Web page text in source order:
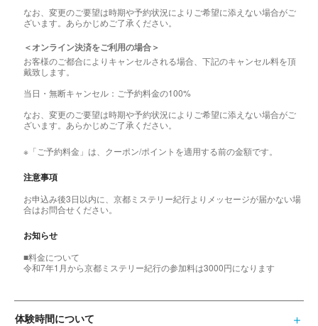
なお、変更のご要望は時期や予約状況によりご希望に添えない場合がご
ざいます。あらかじめご了承ください。
＜オンライン決済をご利用の場合＞
お客様のご都合によりキャンセルされる場合、下記のキャンセル料を頂
戴致します。
当日・無断キャンセル：ご予約料金の100%
なお、変更のご要望は時期や予約状況によりご希望に添えない場合がご
ざいます。あらかじめご了承ください。
※「ご予約料金」は、クーポン/ポイントを適用する前の金額です。
注意事項
お申込み後3日以内に、京都ミステリー紀行よりメッセージが届かない場
合はお問合せください。
お知らせ
■料金について
令和7年1月から京都ミステリー紀行の参加料は3000円になります
体験時間について